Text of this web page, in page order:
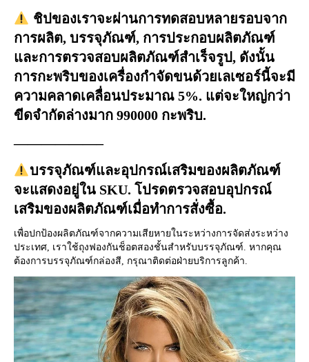
ชิปของเราจะผ่านการทดสอบหลายรอบจาก
การผลิต, บรรจุภัณฑ์, การประกอบผลิตภัณฑ์
และการตรวจสอบผลิตภัณฑ์สำเร็จรูป, ดังนั้น
การกะพริบของเครื่องกำจัดขนด้วยเลเซอร์นี้จะมี
ความคลาดเคลื่อนประมาณ 5%. แต่จะใหญ่กว่า
ขีดจำกัดล่างมาก 990000 กะพริบ.
——————–
บรรจุภัณฑ์และอุปกรณ์เสริมของผลิตภัณฑ์
จะแสดงอยู่ใน SKU. โปรดตรวจสอบอุปกรณ์
เสริมของผลิตภัณฑ์เมื่อทำการสั่งซื้อ.
เพื่อปกป้องผลิตภัณฑ์จากความเสียหายในระหว่างการจัดส่งระหว่าง
ประเทศ, เราใช้ถุงฟองกันช็อตสองชั้นสำหรับบรรจุภัณฑ์. หากคุณ
ต้องการบรรจุภัณฑ์กล่องสี, กรุณาติดต่อฝ่ายบริการลูกค้า.